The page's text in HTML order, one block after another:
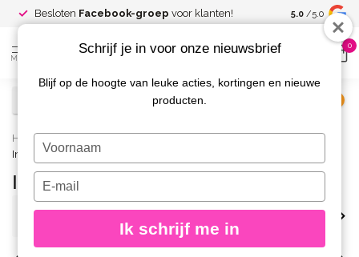
Besloten Facebook-groep voor klanten! Spaar voor
kortingen
5.0 /5.0
MENU
0
Home / Merken / Urban Nails / Nail Art / Glitters
/
Inlay Glitters
Inlay Glitters
Schrijf je in voor onze nieuwsbrief
Blijf op de hoogte van leuke acties, kortingen en nieuwe
producten.
Typ
je
naam
Typ
je
e-
in
Ik schrijf me in